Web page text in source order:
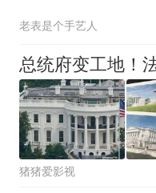
老表是个手艺人
猪猪爱影视